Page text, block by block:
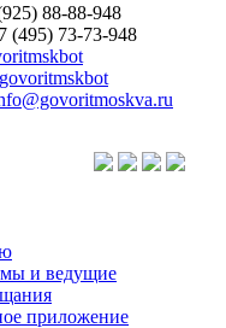
88-88-948
(495) 73-73-948
govoritmskbot
и ведущие
приложение